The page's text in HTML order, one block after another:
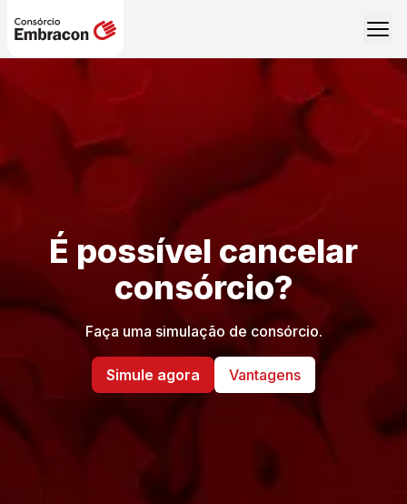
É possível cancelar
consórcio?
Faça uma simulação de consórcio.
Simule agora Vantagens